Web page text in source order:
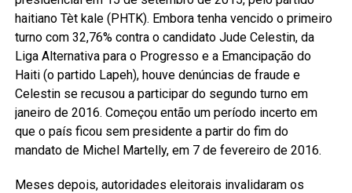
haitiano Tèt kale (PHTK). Embora tenha vencido o primeiro
turno com 32,76% contra o candidato Jude Celestin, da
Liga Alternativa para o Progresso e a Emancipação do
Haiti (o partido Lapeh), houve denúncias de fraude e
Celestin se recusou a participar do segundo turno em
janeiro de 2016. Começou então um período incerto em
que o país ficou sem presidente a partir do fim do
mandato de Michel Martelly, em 7 de fevereiro de 2016.
Meses depois, autoridades eleitorais invalidaram os